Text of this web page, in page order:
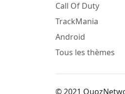
Call Of Duty
TrackMania
Android
Tous les thèmes
© 2021